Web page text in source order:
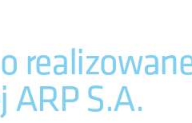
S.A.